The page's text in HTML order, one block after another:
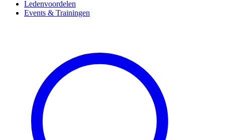
Ledenvoordelen
Events & Trainingen